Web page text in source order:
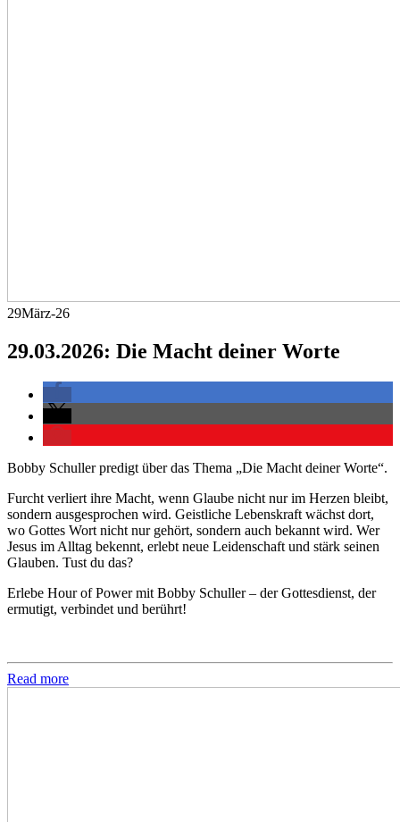
29März-26
29.03.2026: Die Macht deiner Worte
Bobby Schuller predigt über das Thema „Die Macht deiner Worte“.
Furcht verliert ihre Macht, wenn Glaube nicht nur im Herzen bleibt,
sondern ausgesprochen wird. Geistliche Lebenskraft wächst dort,
wo Gottes Wort nicht nur gehört, sondern auch bekannt wird. Wer
Jesus im Alltag bekennt, erlebt neue Leidenschaft und stärk seinen
Glauben. Tust du das?
Erlebe Hour of Power mit Bobby Schuller – der Gottesdienst, der
ermutigt, verbindet und berührt!
Read more